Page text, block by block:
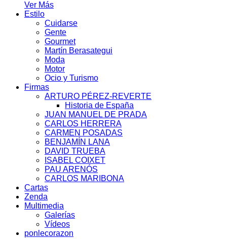
Ver Más
Estilo
Cuidarse
Gente
Gourmet
Martín Berasategui
Moda
Motor
Ocio y Turismo
Firmas
ARTURO PÉREZ-REVERTE
Historia de España
JUAN MANUEL DE PRADA
CARLOS HERRERA
CARMEN POSADAS
BENJAMÍN LANA
DAVID TRUEBA
ISABEL COIXET
PAU ARENÓS
CARLOS MARIBONA
Cartas
Zenda
Multimedia
Galerías
Vídeos
ponlecorazon